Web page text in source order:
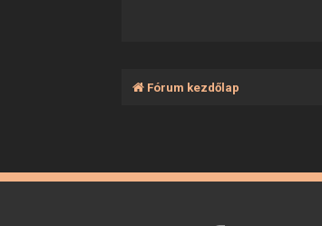
Fórum kezdőlap